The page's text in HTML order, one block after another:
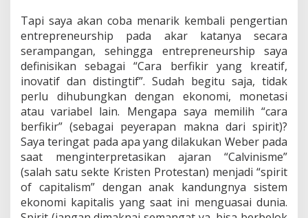
Tapi saya akan coba menarik kembali pengertian
entrepreneurship pada akar katanya secara
serampangan, sehingga entrepreneurship saya
definisikan sebagai “Cara berfikir yang kreatif,
inovatif dan distingtif”. Sudah begitu saja, tidak
perlu dihubungkan dengan ekonomi, monetasi
atau variabel lain. Mengapa saya memilih “cara
berfikir” (sebagai peyerapan makna dari spirit)?
Saya teringat pada apa yang dilakukan Weber pada
saat menginterpretasikan ajaran “Calvinisme”
(salah satu sekte Kristen Protestan) menjadi “spirit
of capitalism” dengan anak kandungnya sistem
ekonomi kapitalis yang saat ini menguasai dunia.